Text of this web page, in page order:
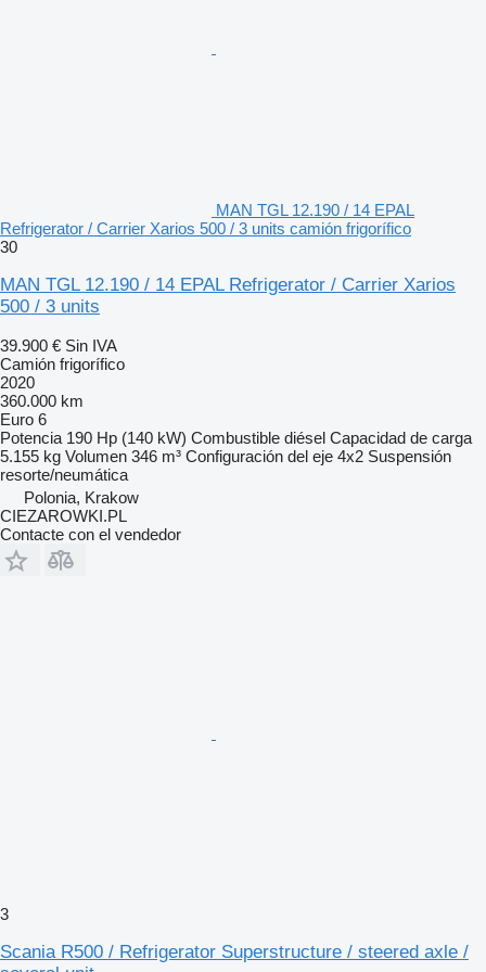
MAN TGL 12.190 / 14 EPAL
Refrigerator / Carrier Xarios 500 / 3 units camión frigorífico
30
MAN TGL 12.190 / 14 EPAL Refrigerator / Carrier Xarios
500 / 3 units
39.900 € Sin IVA
Camión frigorífico
2020
360.000 km
Euro 6
Potencia 190 Hp (140 kW) Combustible diésel Capacidad de carga
5.155 kg Volumen 346 m³ Configuración del eje 4x2 Suspensión
resorte/neumática
Polonia, Krakow
CIEZAROWKI.PL
Contacte con el vendedor
3
Scania R500 / Refrigerator Superstructure / steered axle /